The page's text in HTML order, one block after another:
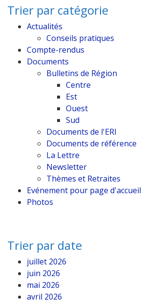
Trier par catégorie
Actualités
Conseils pratiques
Compte-rendus
Documents
Bulletins de Région
Centre
Est
Ouest
Sud
Documents de l'ERI
Documents de référence
La Lettre
Newsletter
Thèmes et Retraites
Evénement pour page d'accueil
Photos
Trier par date
juillet 2026
juin 2026
mai 2026
avril 2026